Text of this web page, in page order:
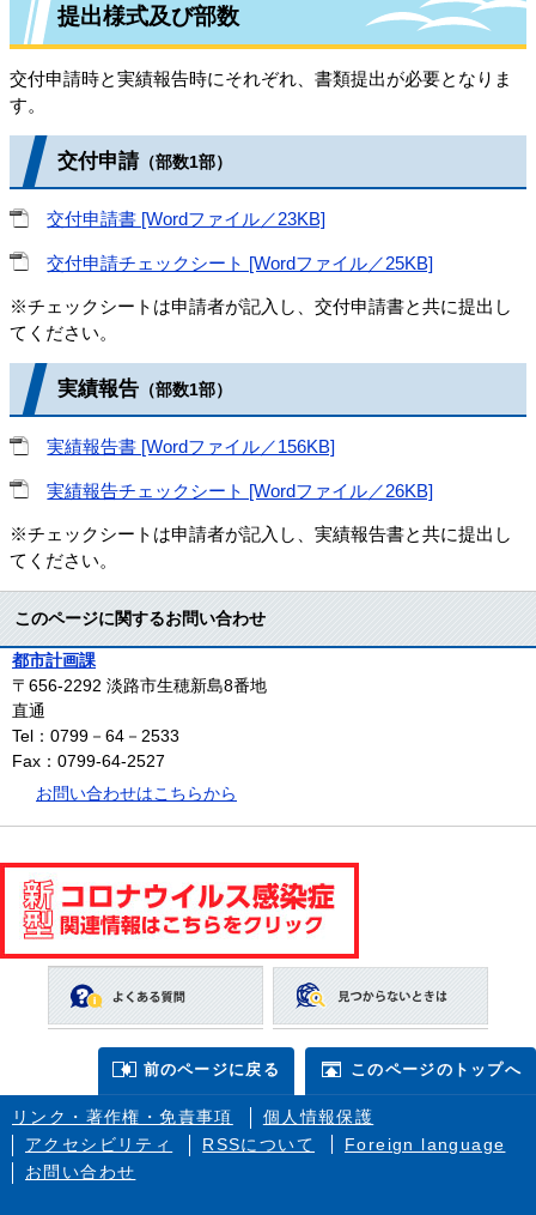
提出様式及び部数
交付申請時と実績報告時にそれぞれ、書類提出が必要となりま
す。​
交付申請（部数1部）
交付申請書 [Wordファイル／23KB]
交付申請チェックシート [Wordファイル／25KB]
※チェックシートは申請者が記入し、交付申請書と共に提出し
てください。
実績報告 （部数1部）
実績報告書 [Wordファイル／156KB]
実績報告チェックシート [Wordファイル／26KB]
※チェックシートは申請者が記入し、実績報告書と共に提出し
てください。
このページに関するお問い合わせ
都市計画課
〒656-2292 淡路市生穂新島8番地
直通
Tel：0799－64－2533
Fax：0799-64-2527
お問い合わせはこちらから
前のページに戻る このページのトップへ
リンク・著作権・免責事項
個人情報保護
アクセシビリティ
RSSについて
Foreign language
お問い合わせ